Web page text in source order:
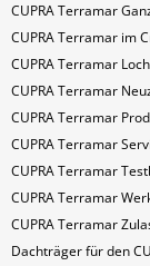
CUPRA Terramar
CUPRA Terramar im
CUPRA Terramar
CUPRA Terramar
CUPRA Terramar
CUPRA Terramar
CUPRA Terramar
CUPRA Terramar
CUPRA Terramar
Dachträger für den